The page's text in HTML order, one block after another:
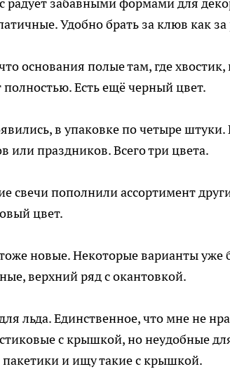
забавными формами для
Удобно брать за клюв как за
основания полые там, где
полностью. Есть ещё черный цвет.
в упаковке по четыре
или праздников. Всего три цвета.
свечи пополнили ассортимент
цвет.
новые. Некоторые варианты
верхний ряд с окантовкой.
льда. Единственное, что мне не
с крышкой, но неудобные
и ищу такие с крышкой.